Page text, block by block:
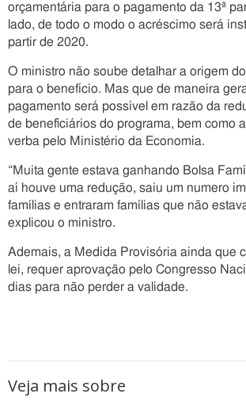
orçamentária para o pagamento da 13ª
lado, de todo o modo o acréscimo será
partir de 2020.
O ministro não soube detalhar a origem
para o benefício. Mas que de maneira
pagamento será possível em razão da
de beneficiários do programa, bem como
verba pelo Ministério da Economia.
“Muita gente estava ganhando Bolsa
aí houve uma redução, saiu um numero
famílias e entraram famílias que não
explicou o ministro.
Ademais, a Medida Provisória ainda que
lei, requer aprovação pelo Congresso
dias para não perder a validade.
Veja mais sobre